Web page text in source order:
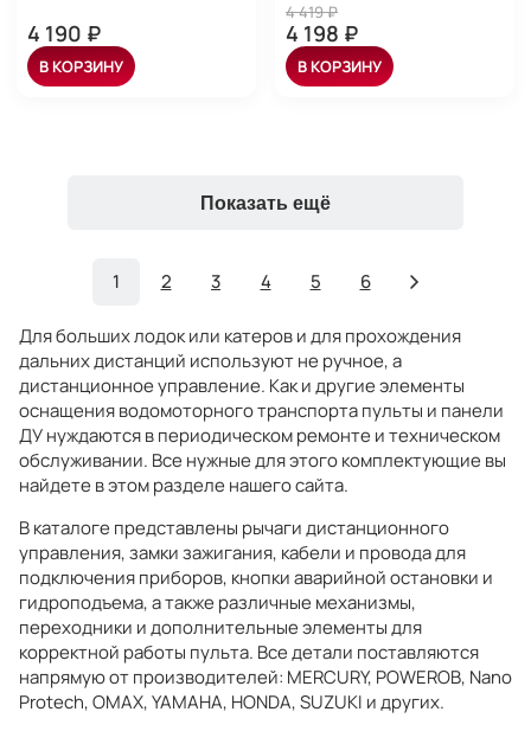
4 190 ₽
В КОРЗИНУ
4 419 ₽
4 198 ₽
В КОРЗИНУ
Показать ещё
1 2 3 4 5 6
Для больших лодок или катеров и для прохождения
дальних дистанций используют не ручное, а
дистанционное управление. Как и другие элементы
оснащения водомоторного транспорта пульты и панели
ДУ нуждаются в периодическом ремонте и техническом
обслуживании. Все нужные для этого комплектующие вы
найдете в этом разделе нашего сайта.
В каталоге представлены рычаги дистанционного
управления, замки зажигания, кабели и провода для
подключения приборов, кнопки аварийной остановки и
гидроподъема, а также различные механизмы,
переходники и дополнительные элементы для
корректной работы пульта. Все детали поставляются
напрямую от производителей: MERCURY, POWEROB, Nano
Protech, OMAX, YAMAHA, HONDA, SUZUKI и других.